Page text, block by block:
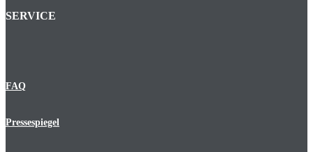
SERVICE
FAQ
Pressespiegel